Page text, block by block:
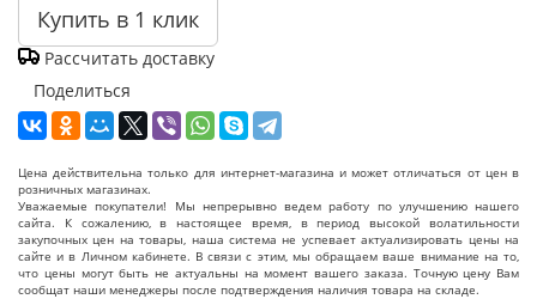
Купить в 1 клик
Рассчитать доставку
Поделиться
Цена действительна только для интернет-магазина и может отличаться от цен в
розничных магазинах.
Уважаемые покупатели! Мы непрерывно ведем работу по улучшению нашего
сайта. К сожалению, в настоящее время, в период высокой волатильности
закупочных цен на товары, наша система не успевает актуализировать цены на
сайте и в Личном кабинете. В связи с этим, мы обращаем ваше внимание на то,
что цены могут быть не актуальны на момент вашего заказа. Точную цену Вам
сообщат наши менеджеры после подтверждения наличия товара на складе.